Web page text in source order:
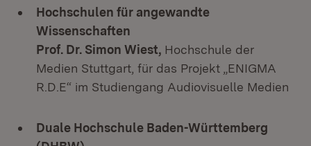
Hochschulen für angewandte
Wissenschaften
Prof. Dr. Simon Wiest, Hochschule der
Medien Stuttgart, für das Projekt „ENIGMA
R.D.E“ im Studiengang Audiovisuelle Medien
Duale Hochschule Baden-Württemberg